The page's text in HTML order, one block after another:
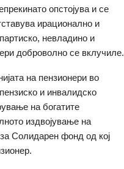
опстојува и се
ирационално и
невладино и
доброволно се вклучиле.
на пензионери во
и инвалидско
на богатите
издвојување на
Солидарен фонд од кој